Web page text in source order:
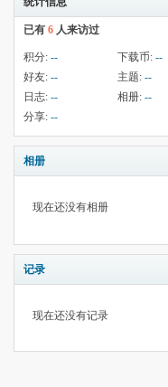
已有 6 人来访过
积分: -- 下载币: --
好友: -- 主题: --
日志: -- 相册: --
分享: --
相册
现在还没有相册
记录
现在还没有记录